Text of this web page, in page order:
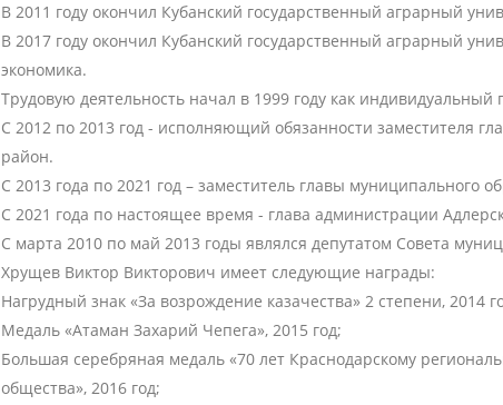
В 2011 году окончил Кубанский государственный аграрный
В 2017 году окончил Кубанский государственный аграрный
экономика.
Трудовую деятельность начал в 1999 году как
С 2012 по 2013 год - исполняющий обязанности заместителя
район.
С 2013 года по 2021 год – заместитель главы муниципального
С 2021 года по настоящее время - глава администрации
С марта 2010 по май 2013 годы являлся депутатом Совета
Хрущев Виктор Викторович имеет следующие награды:
Нагрудный знак «За возрождение казачества» 2 степени, 2014
Медаль «Атаман Захарий Чепега», 2015 год;
Большая серебряная медаль «70 лет Краснодарскому
общества», 2016 год;